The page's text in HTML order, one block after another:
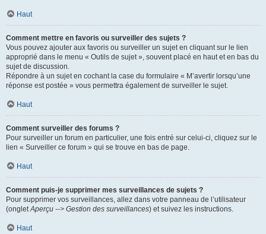
Haut
Comment mettre en favoris ou surveiller des sujets ?
Vous pouvez ajouter aux favoris ou surveiller un sujet en cliquant sur le lien
approprié dans le menu « Outils de sujet », souvent placé en haut et en bas du
sujet de discussion.
Répondre à un sujet en cochant la case du formulaire « M’avertir lorsqu’une
réponse est postée » vous permettra également de surveiller le sujet.
Haut
Comment surveiller des forums ?
Pour surveiller un forum en particulier, une fois entré sur celui-ci, cliquez sur le
lien « Surveiller ce forum » qui se trouve en bas de page.
Haut
Comment puis-je supprimer mes surveillances de sujets ?
Pour supprimer vos surveillances, allez dans votre panneau de l’utilisateur
(ongletAperçu --> Gestion des surveillances) et suivez les instructions.
Haut